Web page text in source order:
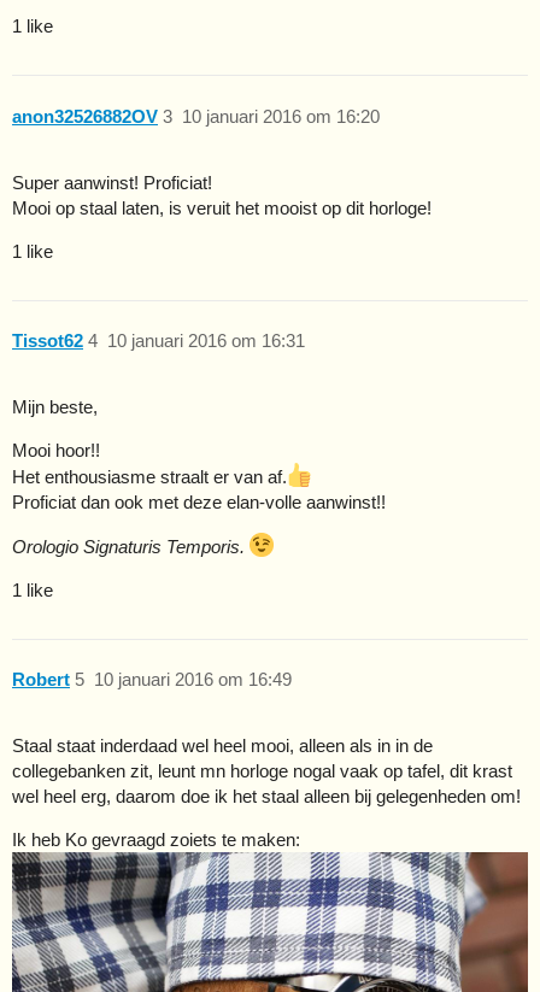
1 like
anon32526882OV 10 januari 2016 om 16:20
3
Super aanwinst! Proficiat!
Mooi op staal laten, is veruit het mooist op dit horloge!
1 like
Tissot62 10 januari 2016 om 16:31
4
Mijn beste,
Mooi hoor!!
Het enthousiasme straalt er van af.
Proficiat dan ook met deze elan-volle aanwinst!!
Orologio Signaturis Temporis.
1 like
Robert 10 januari 2016 om 16:49
5
Staal staat inderdaad wel heel mooi, alleen als in in de
collegebanken zit, leunt mn horloge nogal vaak op tafel, dit krast
wel heel erg, daarom doe ik het staal alleen bij gelegenheden om!
Ik heb Ko gevraagd zoiets te maken: